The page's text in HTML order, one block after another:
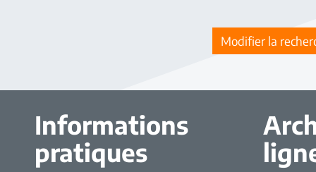
Modifier la
Informations
pratiques